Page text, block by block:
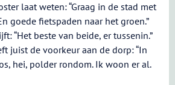
laat weten: “Graag in de stad met
goede fietspaden naar het groen.”
“Het beste van beide, er tussenin.”
juist de voorkeur aan de dorp: “In
hei, polder rondom. Ik woon er al.